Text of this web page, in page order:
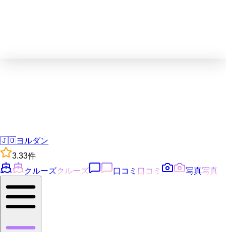
🇯🇴ヨルダン
3.33件
クルーズクルーズ 口コミ 口コミ 写真写真